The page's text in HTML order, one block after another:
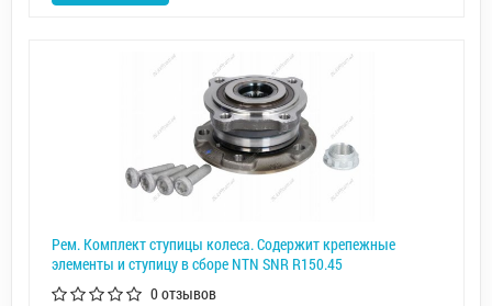
Рем. Комплект ступицы колеса. Содержит крепежные
элементы и ступицу в сборе NTN SNR R150.45
0 отзывов